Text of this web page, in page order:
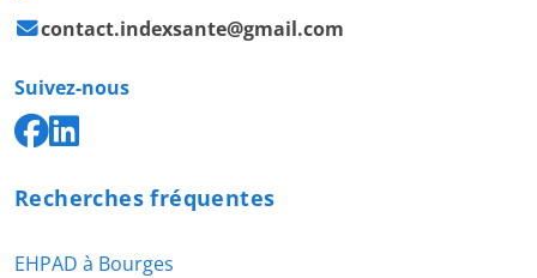
contact.indexsante@gmail.com
Suivez-nous
Recherches fréquentes
EHPAD à Bourges